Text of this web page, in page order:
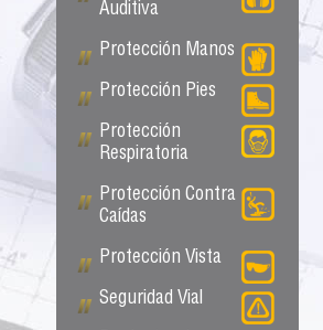
Auditiva
Protección Manos
Protección Pies
Protección
Respiratoria
Protección Contra
Caídas
Protección Vista
Seguridad Vial